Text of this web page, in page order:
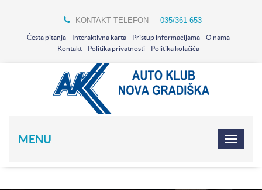
KONTAKT TELEFON 035/361-653
Česta pitanja Interaktivna karta Pristup informacijama
O nama
Kontakt
Politika privatnosti Politika kolačića
MENU